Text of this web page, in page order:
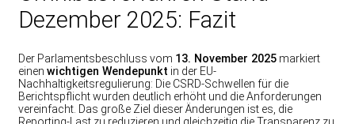
Dezember 2025: Fazit
Der Parlamentsbeschluss vom 13. November 2025 markiert
einen wichtigen Wendepunkt in der EU-
Nachhaltigkeitsregulierung: Die CSRD-Schwellen für die
Berichtspflicht wurden deutlich erhöht und die Anforderungen
vereinfacht. Das große Ziel dieser Änderungen ist es, die